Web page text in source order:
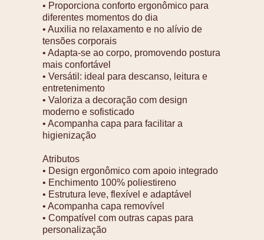
• Proporciona conforto ergonômico para
diferentes momentos do dia
• Auxilia no relaxamento e no alívio de
tensões corporais
• Adapta-se ao corpo, promovendo postura
mais confortável
• Versátil: ideal para descanso, leitura e
entretenimento
• Valoriza a decoração com design
moderno e sofisticado
• Acompanha capa para facilitar a
higienização
Atributos
• Design ergonômico com apoio integrado
• Enchimento 100% poliestireno
• Estrutura leve, flexível e adaptável
• Acompanha capa removível
• Compatível com outras capas para
personalização